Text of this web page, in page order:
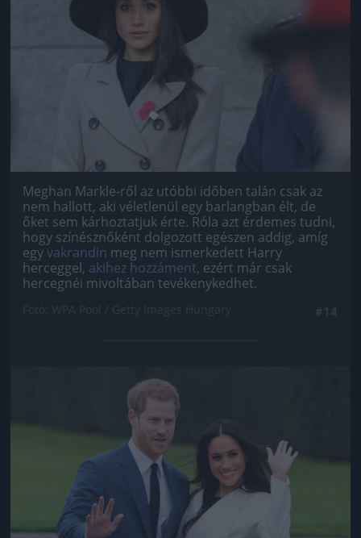
Meghan Markle-ről az utóbbi időben talán csak az
nem hallott, aki véletlenül egy barlangban élt, de
őket sem kárhoztatjuk érte. Róla azt érdemes tudni,
hogy színésznőként dolgozott egészen addig, amíg
egyvakrandin meg nem ismerkedett Harry
herceggel, akihez hozzáment, ezért már csak
hercegnéi mivoltában tevékenykedhet.
Jön még kép!